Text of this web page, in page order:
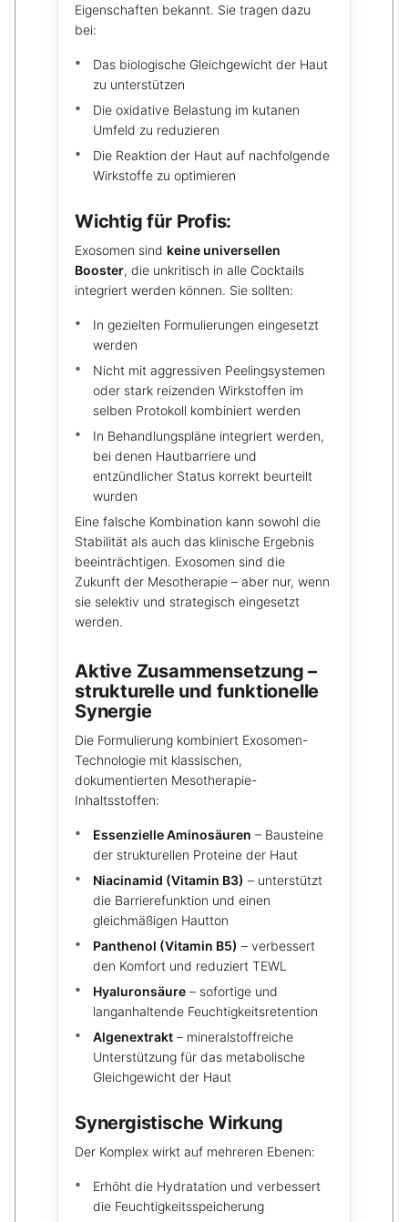
Eigenschaften bekannt. Sie tragen dazu
bei:
Das biologische Gleichgewicht der Haut
zu unterstützen
Die oxidative Belastung im kutanen
Umfeld zu reduzieren
Die Reaktion der Haut auf nachfolgende
Wirkstoffe zu optimieren
Wichtig für Profis:
Exosomen sind keine universellen
Booster, die unkritisch in alle Cocktails
integriert werden können. Sie sollten:
In gezielten Formulierungen eingesetzt
werden
Nicht mit aggressiven Peelingsystemen
oder stark reizenden Wirkstoffen im
selben Protokoll kombiniert werden
In Behandlungspläne integriert werden,
bei denen Hautbarriere und
entzündlicher Status korrekt beurteilt
wurden
Eine falsche Kombination kann sowohl die
Stabilität als auch das klinische Ergebnis
beeinträchtigen. Exosomen sind die
Zukunft der Mesotherapie – aber nur, wenn
sie selektiv und strategisch eingesetzt
werden.
Aktive Zusammensetzung –
strukturelle und funktionelle
Synergie
Die Formulierung kombiniert Exosomen-
Technologie mit klassischen,
dokumentierten Mesotherapie-
Inhaltsstoffen:
Essenzielle Aminosäuren – Bausteine
der strukturellen Proteine der Haut
Niacinamid (Vitamin B3) – unterstützt
die Barrierefunktion und einen
gleichmäßigen Hautton
Panthenol (Vitamin B5) – verbessert
den Komfort und reduziert TEWL
Hyaluronsäure – sofortige und
langanhaltende Feuchtigkeitsretention
Algenextrakt – mineralstoffreiche
Unterstützung für das metabolische
Gleichgewicht der Haut
Synergistische Wirkung
Der Komplex wirkt auf mehreren Ebenen:
Erhöht die Hydratation und verbessert
die Feuchtigkeitsspeicherung